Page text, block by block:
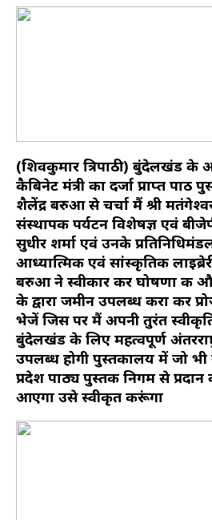
(शिवकुमार त्रिपाठी) बुंदेलखंड के
कैबिनेट मंत्री का दर्जा प्राप्त
शैलेंद्र बरुआ से चर्चा मैं श्री
संस्थापक पर्यटन विशेषज्ञ एवं
सुधीर शर्मा एवं उनके प्रतिनिधिमंडल
आध्यात्मिक एवं सांस्कृतिक
बरुआ ने स्वीकार कर घोषणा की
के द्वारा जमीन उपलब्ध करा कर
भेजें जिस पर मैं अपनी तुरंत
बुंदेलखंड के लिए महत्वपूर्ण
उपलब्ध होगी पुस्तकालय में जो भी
प्रदेश पाठ्य पुस्तक निगम से
आएगा उसे स्वीकृत करूंगा